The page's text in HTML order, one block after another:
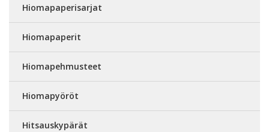
Hiomapaperisarjat
Hiomapaperit
Hiomapehmusteet
Hiomapyöröt
Hitsauskypärät